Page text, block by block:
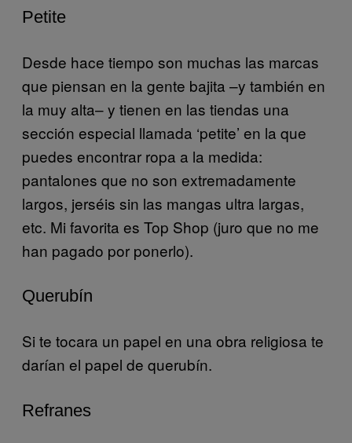
Petite
Desde hace tiempo son muchas las marcas
que piensan en la gente bajita –y también en
la muy alta– y tienen en las tiendas una
sección especial llamada ‘petite’ en la que
puedes encontrar ropa a la medida:
pantalones que no son extremadamente
largos, jerséis sin las mangas ultra largas,
etc. Mi favorita es Top Shop (juro que no me
han pagado por ponerlo).
Querubín
Si te tocara un papel en una obra religiosa te
darían el papel de querubín.
Refranes